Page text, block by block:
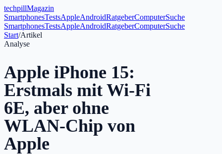
techpillMagazin
SmartphonesTestsAppleAndroidRatgeberComputerSuche
SmartphonesTestsAppleAndroidRatgeberComputerSuche
Start/Artikel
Analyse
Apple iPhone 15:
Erstmals mit Wi-Fi
6E, aber ohne
WLAN-Chip von
Apple